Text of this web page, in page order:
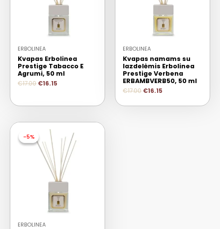
ERBOLINEA
Kvapas Erbolinea
Prestige Tabacco E
Agrumi, 50 ml
€17.00 €16.15
ERBOLINEA
Kvapas namams su
lazdelėmis Erbolinea
Prestige Verbena
ERBAMBVERB50, 50 ml
€17.00 €16.15
-5%
-5%
ERBOLINEA